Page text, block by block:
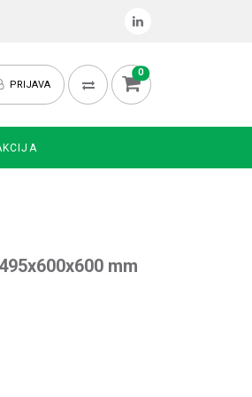
PRIJAVA
0
mm